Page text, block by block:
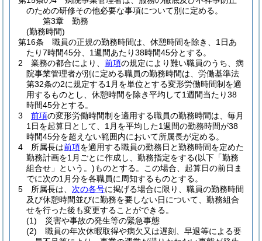
のための研修その他必要な事項について別に定める。
第3章
勤務
(勤務時間)
第16条
職員の正規の勤務時間は、休憩時間を除き、1日あ
たり7時間45分、1週間あたり38時間45分とする。
2
業務の都合により、 前項の規定により難い職員のうち、病
院事業管理者が別に定める職員の勤務時間は、労働基準法
第32条の2に規定する1月を単位とする変形労働時間制を適
用するものとし、休憩時間を除き平均して1週間当たり38
時間45分とする。
3
前項の変形労働時間制を適用する職員の勤務時間は、毎月
1日を起算日として、1月を平均した1週間の勤務時間が38
時間45分を超えない範囲内において所属長が定める。
4
所属長は前項を適用する職員の勤務日と勤務時間を定めた
勤務計画を1月ごとに作成し、勤務指定をする(以下「勤務
組合せ」という。)ものとする。
この場合、起算日の前日ま
でに次の1月分を各職員に周知するものとする。
5
所属長は、 次の各号に掲げる場合に限り、職員の勤務時間
及び休憩時間並びに勤務を要しない日について、勤務組合
せを行った後も変更することができる。
(1)
災害や事故の発生等の緊急事態
(2)
職員の年次休暇取得や病欠又は遅刻、早退等による要